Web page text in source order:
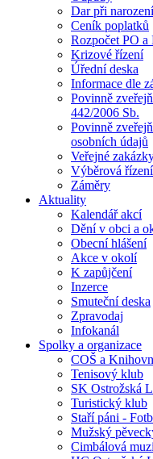
Dar při
Ceník poplatků
Rozpočet PO
Krizové řízení
Úřední deska
Informace dle
Povinně
442/2006 Sb.
Povinně
osobních údajů
Veřejné
Výběrová řízení
Záměry
Aktuality
Kalendář akcí
Dění v obci a
Obecní hlášení
Akce v okolí
K zapůjčení
Inzerce
Smuteční deska
Zpravodaj
Infokanál
Spolky a organizace
COŠ a
Tenisový klub
SK Ostrožská
Turistický klub
Staří páni -
Mužský
Cimbálová